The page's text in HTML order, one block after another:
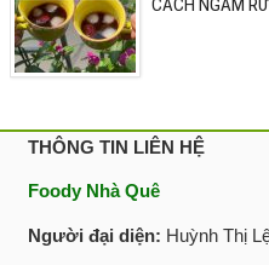
THÔNG TIN LIÊN HỆ
Foody Nhà Quê
Người đại diện: Huỳnh Thị